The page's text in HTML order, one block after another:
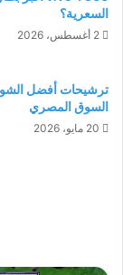
السعرية؟
2 أغسطس، 2026
ترشيحات أفضل
السوق المصري
20 مايو، 2026